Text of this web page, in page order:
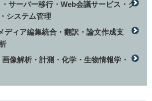
サーバー移行・Web会議サービス・ク
システム管理
ディア編集統合・翻訳・論文作成支
像解析・計測・化学・生物情報学・